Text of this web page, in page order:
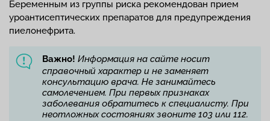
Беременным из группы риска рекомендован прием
уроантисептических препаратов для предупреждения
пиелонефрита.
Важно! Информация на сайте носит
справочный характер и не заменяет
консультацию врача. Не занимайтесь
самолечением. При первых признаках
заболевания обратитесь к специалисту. При
неотложных состояниях звоните 103 или 112.